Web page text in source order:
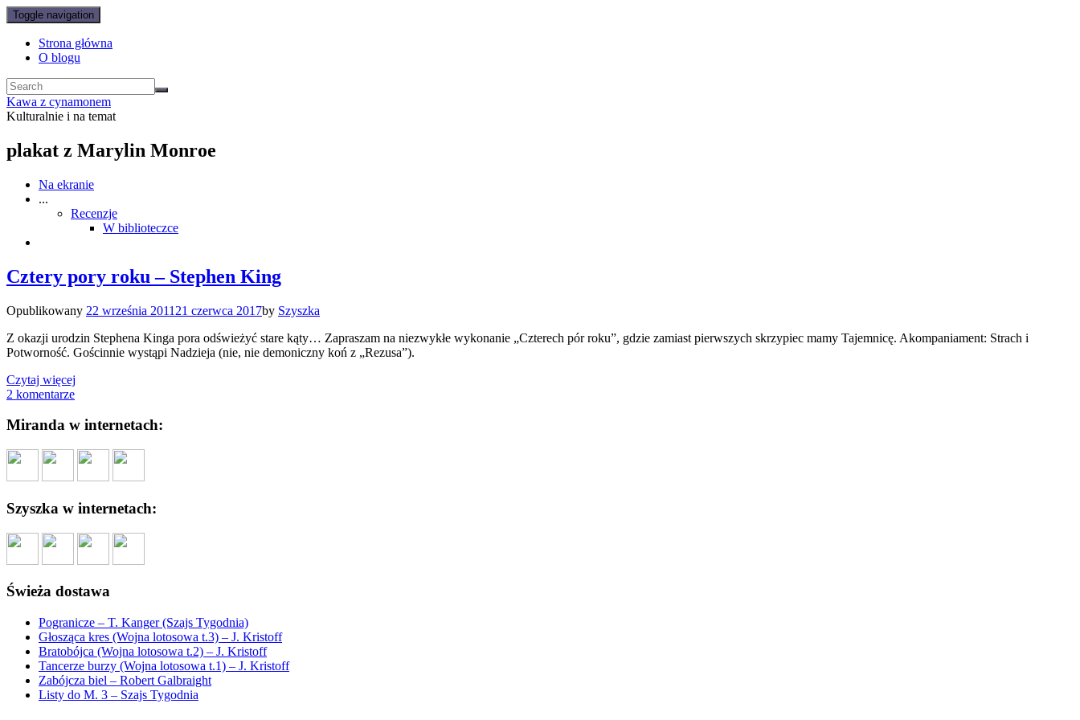
Toggle navigation
Strona główna
O blogu
Kawa z cynamonem
Kulturalnie i na temat
plakat z Marylin Monroe
Na ekranie
...
Recenzje
W biblioteczce
Cztery pory roku – Stephen King
Opublikowany 22 września 2011 21 czerwca 2017by Szyszka
Z okazji urodzin Stephena Kinga pora odświeżyć stare kąty… Zapraszam na niezwykłe wykonanie „Czterech pór roku”, gdzie zamiast pierwszych skrzypiec mamy Tajemnicę. Akompaniament: Strach i
Potworność. Gościnnie wystąpi Nadzieja (nie, nie demoniczny koń z „Rezusa”).
Czytaj więcej
2 komentarze
Miranda w internetach:
Szyszka w internetach:
Świeża dostawa
Pogranicze – T. Kanger (Szajs Tygodnia)
Głosząca kres (Wojna lotosowa t.3) – J. Kristoff
Bratobójca (Wojna lotosowa t.2) – J. Kristoff
Tancerze burzy (Wojna lotosowa t.1) – J. Kristoff
Zabójcza biel – Robert Galbraight
Listy do M. 3 – Szajs Tygodnia